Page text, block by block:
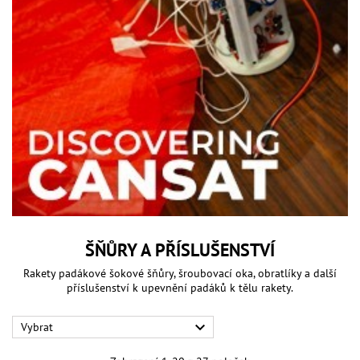
ŠŇŮRY A PŘÍSLUŠENSTVÍ
Rakety padákové šokové šňůry, šroubovací oka, obratlíky a další
příslušenství k upevnění padáků k tělu rakety.
Vybrat 